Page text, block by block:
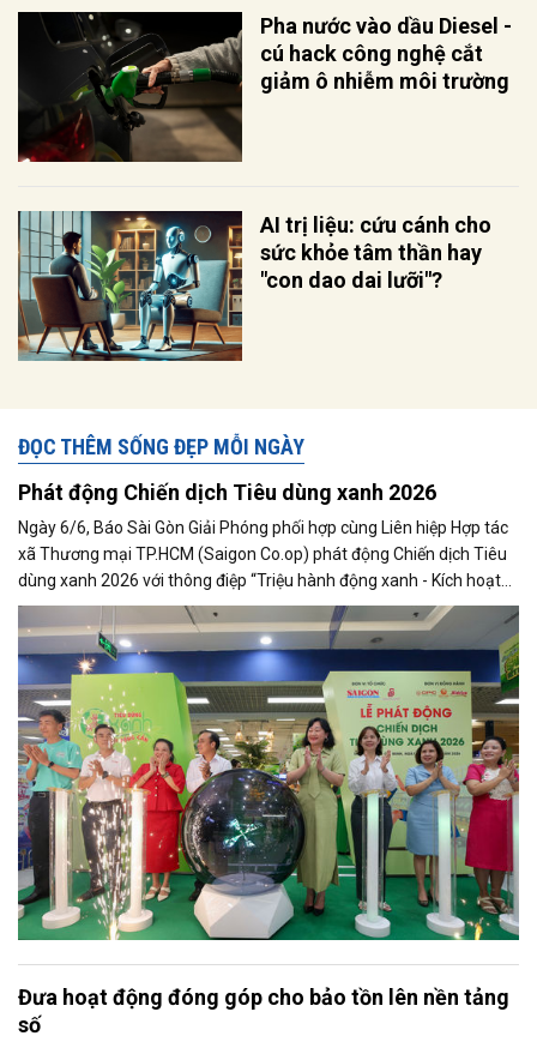
Pha nước vào dầu Diesel -
cú hack công nghệ cắt
giảm ô nhiễm môi trường
AI trị liệu: cứu cánh cho
sức khỏe tâm thần hay
"con dao dai lưỡi"?
ĐỌC THÊM SỐNG ĐẸP MỖI NGÀY
Phát động Chiến dịch Tiêu dùng xanh 2026
Ngày 6/6, Báo Sài Gòn Giải Phóng phối hợp cùng Liên hiệp Hợp tác
xã Thương mại TP.HCM (Saigon Co.op) phát động Chiến dịch Tiêu
dùng xanh 2026 với thông điệp “Triệu hành động xanh - Kích hoạt
thị trường xanh”, đánh dấu bước phát triển mới của chương trình
sau hơn 16 năm triển khai liên tục.
Đưa hoạt động đóng góp cho bảo tồn lên nền tảng
số